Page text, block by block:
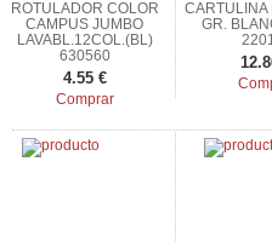
ROTULADOR COLOR
CAMPUS JUMBO
LAVABL.12COL.(BL)
630560
4.55 €
Comprar
CARTULINA
GR.